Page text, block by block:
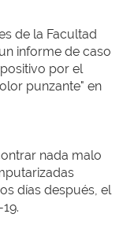
de la Facultad
informe de caso
por el
punzante" en
nada malo
días después, el